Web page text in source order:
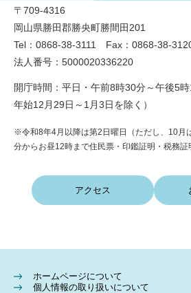
〒709-4316
岡山県勝田郡勝央町勝間田201
Tel：0868-38-3111 Fax：0868-38-
法人番号：5000020336220
開庁時間：平日・午前8時30分～午後5
年始12月29日～1月3日を除く）
※令和8年4月以降は第2日曜日（ただし、10月
分からお昼12時まで住民票・印鑑証明・税務
アクセス
ホームページについて
個人情報の取り扱いについて